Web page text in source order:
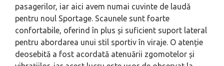
pasagerilor, iar aici avem numai cuvinte de laudă
pentru noul Sportage. Scaunele sunt foarte
confortabile, oferind în plus și suficient suport lateral
pentru abordarea unui stil sportiv în viraje. O atenție
deosebită a fost acordată atenuării zgomotelor și